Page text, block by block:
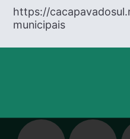
https://
municipais